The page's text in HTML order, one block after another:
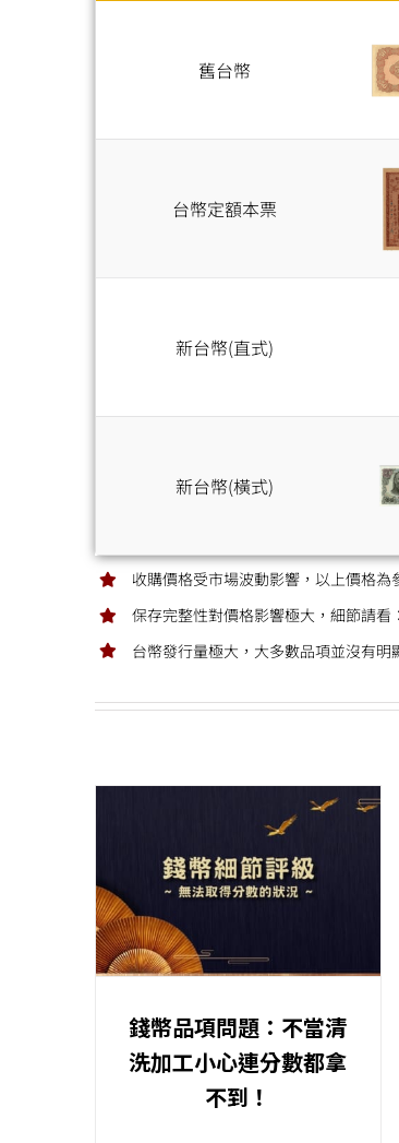
舊台幣
台幣定額本票
新台幣(直式)
新台幣(橫式)
收購價格受市場波動影響，以上價格為
保存完整性對價格影響極大，細節請看：
台幣發行量極大，大多數品項並沒有
錢幣品項問題：不當清
洗加工小心連分數都拿
不到！